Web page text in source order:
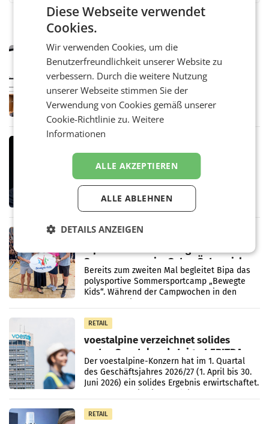
MARKETING & MEDIA
Pilnacek-U-Ausschuss - Presserat
fordert sensible Berichterstattung
WIEN Der Presserat fordert Medienvertreter
dazu auf, im U-Ausschuss zu den
Ermittlungen rund um das Ableben des Ex-
Sektionschefs im Justizministerium, Christian
Pilnacek, auf sensible
Stiftungsrat Lederer wehrt sich in
den SN gegen Vorwürfe
Mehrere Themen beschäftigen derzeit den
ORF. Am Dienstag soll im Stiftungsrat über
die vom neuen ORF-Chef Clemens Pig
vorgeschlagenen Besetzungen für die
RETAIL
Sommercamps im Osten Österreichs
Bereits zum zweiten Mal begleitet Bipa das
polysportive Sommersportcamp „Bewegte
Kids“. Während der Campwochen in den
RETAIL
voestalpine verzeichnet solides
erstes Quartal und steigert EBITDA
Der voestalpine-Konzern hat im 1. Quartal
des Geschäftsjahres 2026/27 (1. April bis 30.
Juni 2026) ein solides Ergebnis erwirtschaftet.
RETAIL
Diese Webseite verwendet
Cookies.
Wir verwenden Cookies, um die
Benutzerfreundlichkeit unserer Website zu
verbessern. Durch die weitere Nutzung
unserer Webseite stimmen Sie der
Verwendung von Cookies gemäß unserer
Cookie-Richtlinie zu.Weitere
Informationen
ALLE AKZEPTIEREN
ALLE ABLEHNEN
DETAILS ANZEIGEN